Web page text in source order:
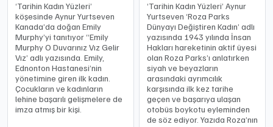
​‘Tarihin Kadın Yüzleri’
köşesinde Aynur Yurtseven
Kanada’da doğan Emily
Murphy’yi tanıtıyor “Emily
Murphy O Duvarınız Vız Gelir
Vız’ adlı yazısında. Emily,
Ednonton Hastanesi’nin
yönetimine giren ilk kadın.
Çocukların ve kadınların
lehine başarılı gelişmelere de
imza atmış bir kişi.
‘Tarihin Kadın Yüzleri’ Aynur
Yurtseven ‘Roza Parks
Dünyayı Değiştiren Kadın’ adlı
yazısında 1943 yılında İnsan
Hakları hareketinin aktif üyesi
olan Roza Parks’ı anlatırken
siyah ve beyazların
arasındaki ayrımcılık
karşısında ilk kez tarihe
geçen ve başarıya ulaşan
otobüs boykotu eyleminden
de söz ediyor. Yazıda Roza’nın